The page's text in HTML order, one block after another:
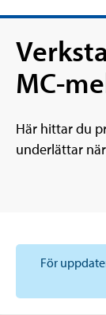
MC-
Här hittar du
underlättar
För